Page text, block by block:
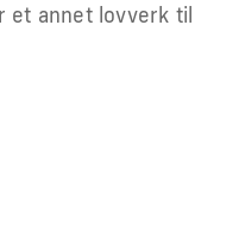
et annet lovverk til